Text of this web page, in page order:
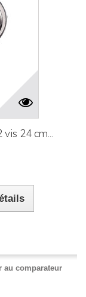
24 cm...
au comparateur